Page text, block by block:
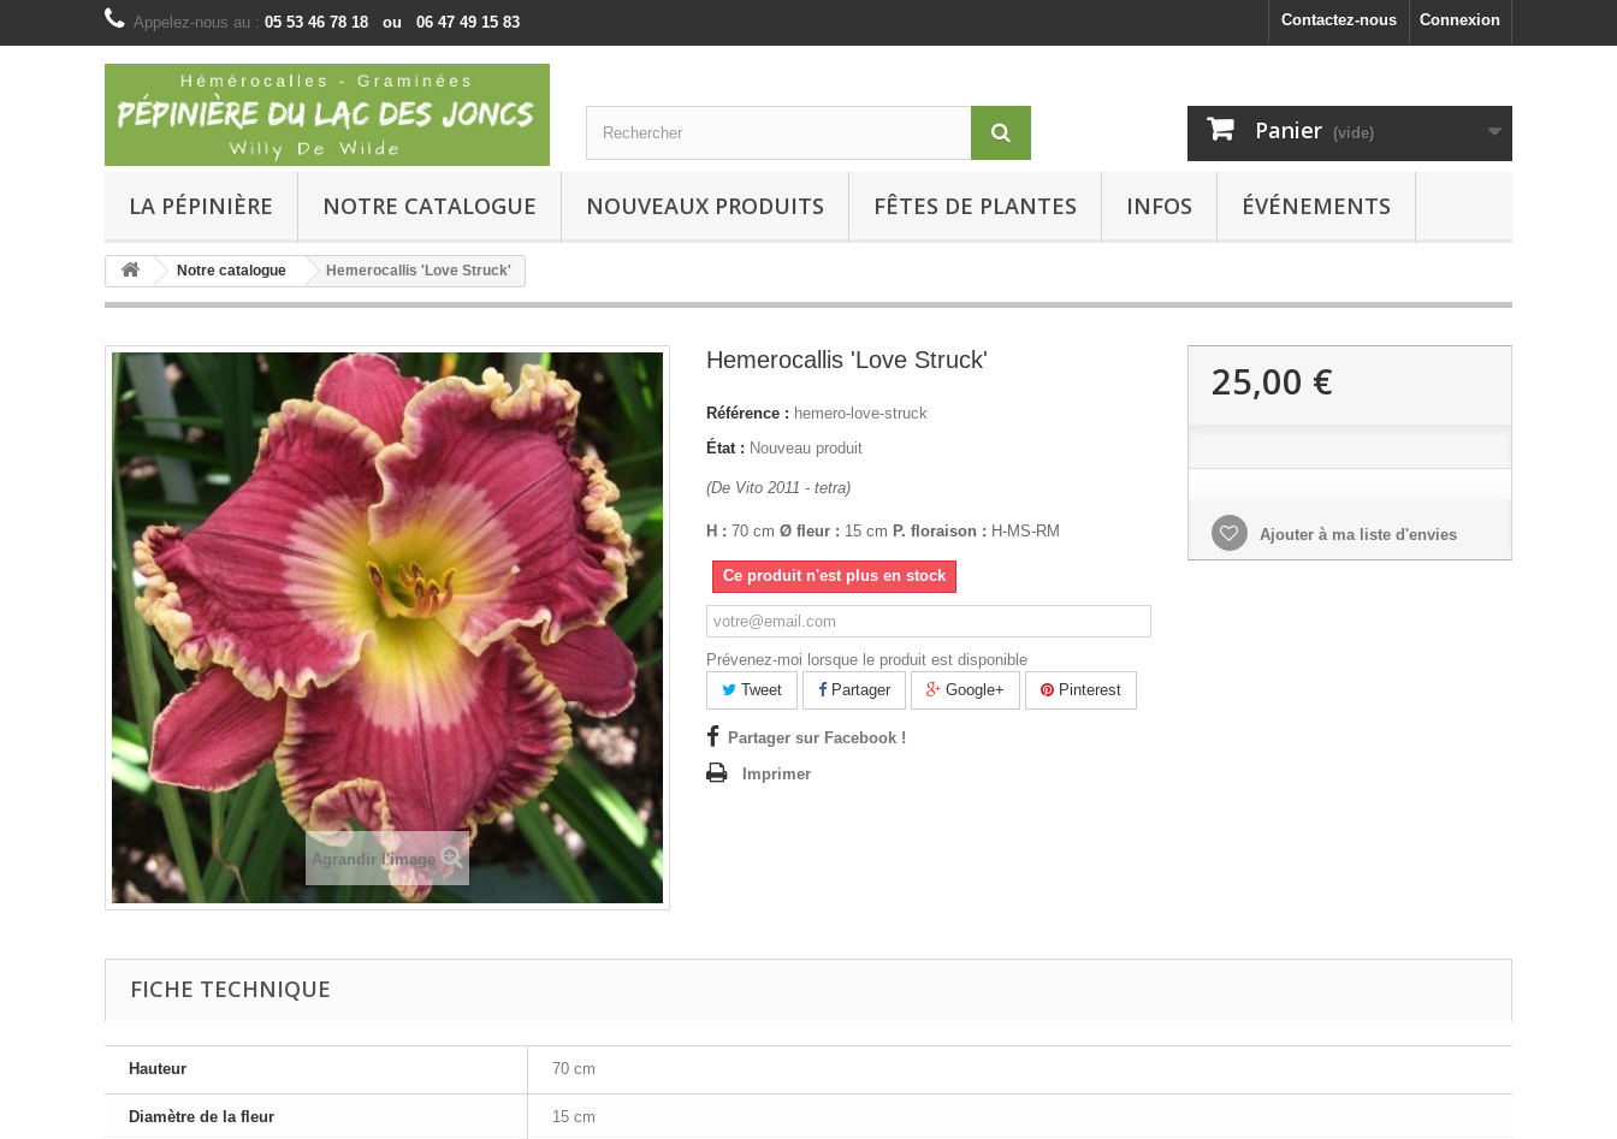
Connexion
Contactez-nous
Appelez-nous au : 05 53 46 78 18 ou 06 47 49 15 83
Panier (vide)
LA PÉPINIÈRE NOTRE CATALOGUE NOUVEAUX PRODUITS FÊTES DE PLANTES INFOS ÉVÉNEMENTS
Notre catalogue Hemerocallis 'Love Struck'
Agrandir l'image
Hemerocallis 'Love Struck'
Référence : hemero-love-struck
État : Nouveau produit
(De Vito 2011 - tetra)
H : 70 cm Ø fleur : 15 cm P. floraison : H-MS-RM
Ce produit n'est plus en stock
Prévenez-moi lorsque le produit est disponible
Tweet
Partager Google+ Pinterest
Partager sur Facebook !
Imprimer
25,00 €
Ajouter à ma liste d'envies
FICHE TECHNIQUE
Hauteur 70 cm
Diamètre de la fleur 15 cm